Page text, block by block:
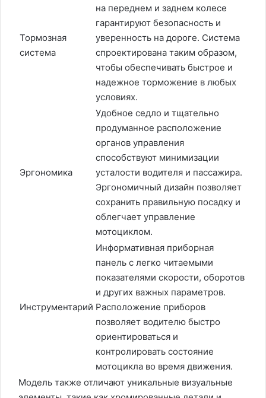
Тормозная
система
на переднем и заднем колесе
гарантируют безопасность и
уверенность на дороге. Система
спроектирована таким образом,
чтобы обеспечивать быстрое и
надежное торможение в любых
условиях.
Эргономика
Удобное седло и тщательно
продуманное расположение
органов управления
способствуют минимизации
усталости водителя и пассажира.
Эргономичный дизайн позволяет
сохранить правильную посадку и
облегчает управление
мотоциклом.
Инструментарий
Информативная приборная
панель с легко читаемыми
показателями скорости, оборотов
и других важных параметров.
Расположение приборов
позволяет водителю быстро
ориентироваться и
контролировать состояние
мотоцикла во время движения.
Модель также отличают уникальные визуальные